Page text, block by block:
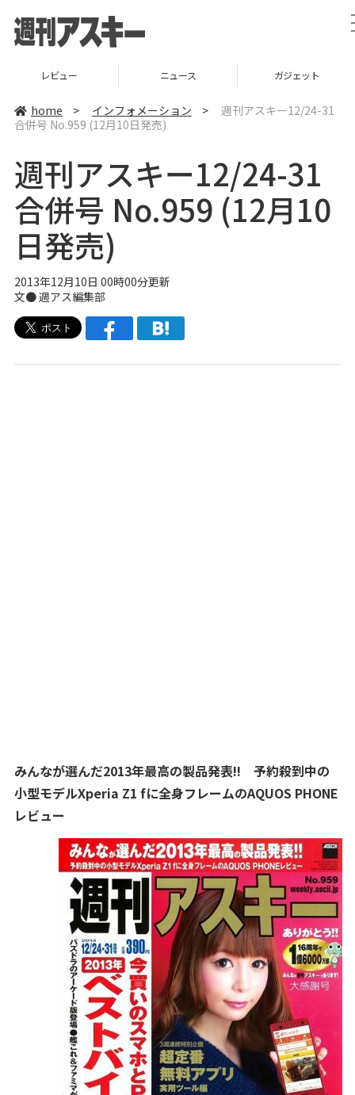
レビュー ニュース ガジェット
home > インフォメーション >
週刊アスキー12/24-31
合併号 No.959 (12月10日発売)
週刊アスキー12/24-31
合併号 No.959 (12月10
日発売)
2013年12月10日 00時00分更新
文●週アス編集部
みんなが選んだ2013年最高の製品発表!! 予約殺到中の
小型モデルXperia Z1 fに全身フレームのAQUOS PHONE
レビュー